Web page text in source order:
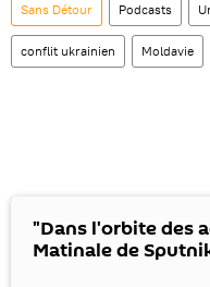
Sans Détour Podcasts
conflit ukrainien Moldavie
"Dans l'orbite des
Matinale de